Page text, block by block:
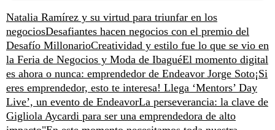
Natalia Ramírez y su virtud para triunfar en los
negociosDesafiantes hacen negocios con el premio del
Desafío MillonarioCreatividad y estilo fue lo que se vio en
la Feria de Negocios y Moda de IbaguéEl momento digital
es ahora o nunca: emprendedor de Endeavor Jorge Soto¡Si
eres emprendedor, esto te interesa! Llega ‘Mentors’ Day
Live’, un evento de EndeavorLa perseverancia: la clave de
Gigliola Aycardi para ser una emprendedora de alto